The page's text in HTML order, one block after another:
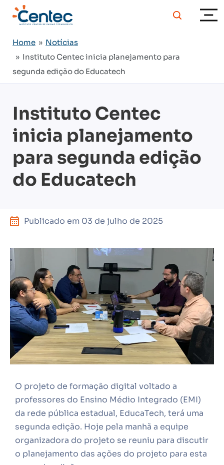
Home » Notícias
» Instituto Centec inicia planejamento para
segunda edição do Educatech
Instituto Centec
inicia planejamento
para segunda edição
do Educatech
Publicado em 03 de julho de 2025
O projeto de formação digital voltado a
professores do Ensino Médio Integrado (EMI)
da rede pública estadual, EducaTech, terá uma
segunda edição. Hoje pela manhã a equipe
organizadora do projeto se reuniu para discutir
o planejamento das ações do projeto para esta